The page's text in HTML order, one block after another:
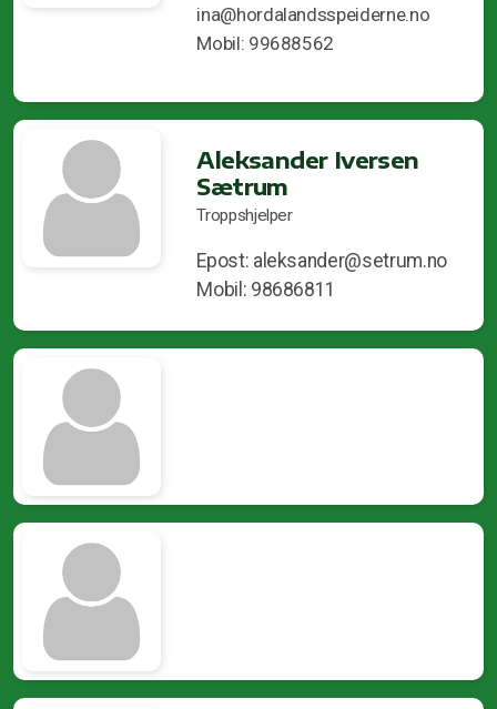
ina@hordalandsspeiderne.no
Mobil: 99688562
Aleksander Iversen
Sætrum
Troppshjelper
Epost: aleksander@setrum.no
Mobil: 98686811